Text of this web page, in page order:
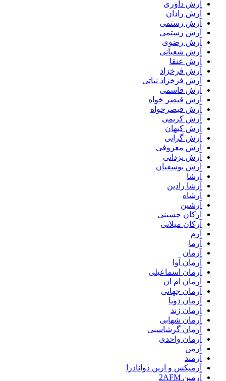
آرش داوری
آرش رادان
آرش رستمى
آرش رستمی
آرش رضوی
آرش شعبانی
آرش عنقا
آرش فرخزاد
آرش فرخزاد نباتی
آرش قاسمی
آرش قیصر خواه
آرش قیصرخواه
آرش کریمی
آرش کیهان
آرش گرایی
آرش معروفی
آرش یزدانی
آرش یوسفیان
آرشا
آرشا رادین
آرشاه
آرشین
آرکان حسینی
آرکان میلانی
آرم
آرما
آرمان
آرمان آوا
آرمان اسماعیلی
آرمان ام ان
آرمان جهانی
آرمان ذویا
آرمان زند
آرمان شهابی
آرمان گرشاسبی
آرمان واحدی
آرمن
آرمند
آرمیکس و ارین دوانادرا
آرمین 2AFM